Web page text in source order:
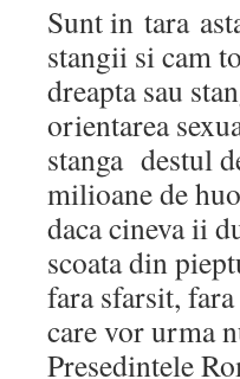
Sunt in tara
stangii si cam
dreapta sau
orientarea
stanga destul
milioane de
daca cineva ii
scoata din
fara sfarsit,
care vor urma
Presedintele